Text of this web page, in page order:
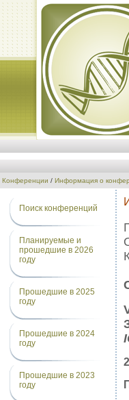
Конференции / Информация о
Поиск конференций
Планируемые и
прошедшие в 2026
году
Прошедшие в 2025
году
Прошедшие в 2024
году
Прошедшие в 2023
году